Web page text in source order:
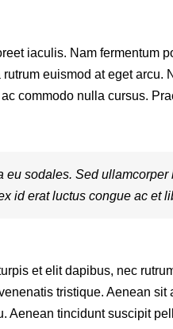
iaculis. Nam fermentum
euismod at eget
commodo nulla cursus.
eu sodales. Sed
id erat luctus congue ac et
et elit dapibus, nec
tristique. Aenean
Aenean tincidunt suscipit